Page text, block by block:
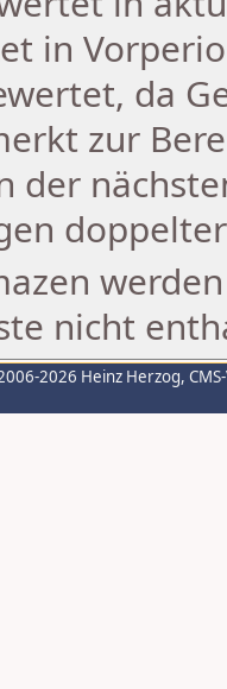
in
da
zur
der
nicht
2026 Heinz Herzog,